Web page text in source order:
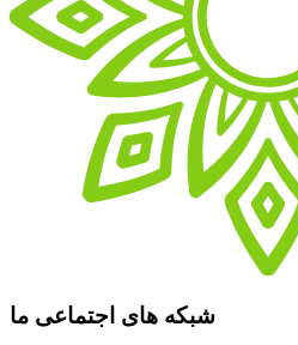
شبکه های اجتماعی ما